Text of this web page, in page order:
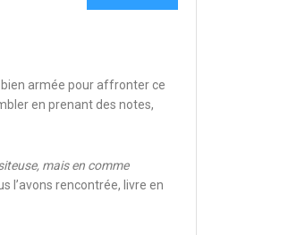
armée pour affronter ce
en prenant des notes,
mais en comme
l’avons rencontrée, livre en